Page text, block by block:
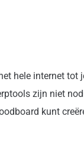
hele internet tot
zijn niet
kunt